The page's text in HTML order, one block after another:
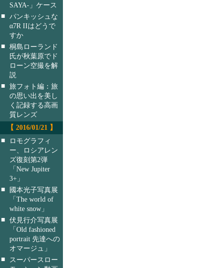
SAYA-」ケース
■ パンキッシュな
α7R IIはどうで
すか
■ 桐島ローランド
氏が秋葉原でド
ローン空撮を解
説
■ 旅フォト編：旅
の思い出を美し
く記録する高画
質レンズ
【 2016/01/21 】
■
ロモグラフィ
ー、ロシアレン
ズ復刻第2弾
「New Jupiter
3+」
■
國本光子写真展
「The world of
white snow」
■ 伏見行介写真展
「Old fashioned
portrait 先達への
オマージュ」
■
スーパースロー